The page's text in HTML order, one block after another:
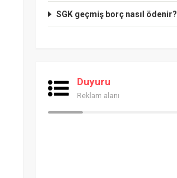
SGK geçmiş borç nasıl ödenir?
Duyuru
Reklam alanı